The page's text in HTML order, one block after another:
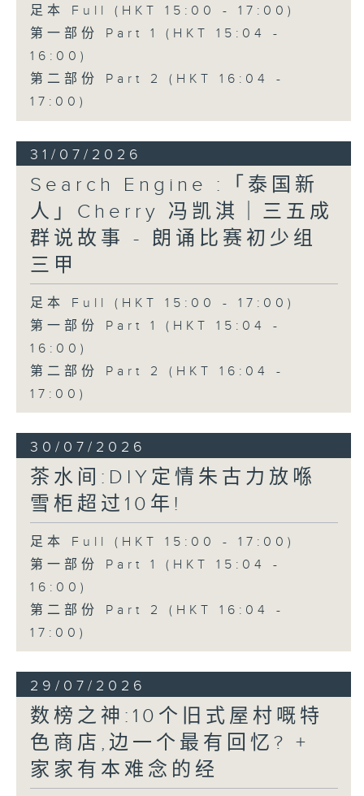
足本 Full (HKT 15:00 - 17:00)
第一部份 Part 1 (HKT 15:04 -
16:00)
第二部份 Part 2 (HKT 16:04 -
17:00)
31/07/2026
Search Engine :「泰国新
人」Cherry 冯凯淇｜三五成
群说故事 - 朗诵比赛初少组
三甲
足本 Full (HKT 15:00 - 17:00)
第一部份 Part 1 (HKT 15:04 -
16:00)
第二部份 Part 2 (HKT 16:04 -
17:00)
30/07/2026
茶水间:DIY定情朱古力放喺
雪柜超过10年!
足本 Full (HKT 15:00 - 17:00)
第一部份 Part 1 (HKT 15:04 -
16:00)
第二部份 Part 2 (HKT 16:04 -
17:00)
29/07/2026
数榜之神:10个旧式屋村嘅特
色商店,边一个最有回忆? +
家家有本难念的经